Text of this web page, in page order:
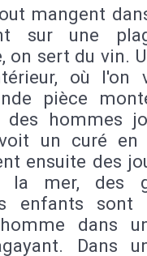
mangent
sur une
on sert du vin.
où l'on
pièce
des hommes
un curé en
ensuite des
la mer, des
enfants sont
dans
Dans